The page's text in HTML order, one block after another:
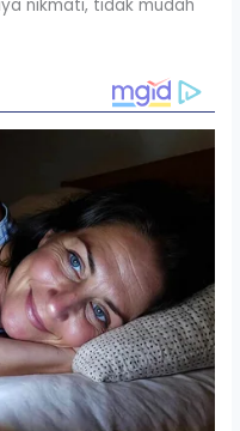
nikmati, tidak mudah